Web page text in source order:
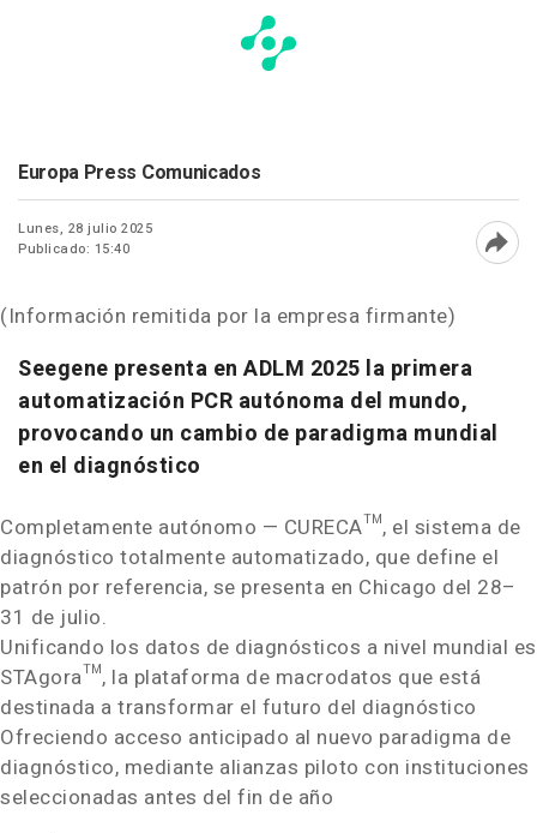
Europa Press Comunicados
Lunes, 28 julio 2025
Publicado: 15:40
(Información remitida por la empresa firmante)
Seegene presenta en ADLM 2025 la primera
automatización PCR autónoma del mundo,
provocando un cambio de paradigma mundial
en el diagnóstico
Completamente autónomo — CURECA™, el sistema de
diagnóstico totalmente automatizado, que define el
patrón por referencia, se presenta en Chicago del 28–
31 de julio.
Unificando los datos de diagnósticos a nivel mundial es
STAgora™, la plataforma de macrodatos que está
destinada a transformar el futuro del diagnóstico
Ofreciendo acceso anticipado al nuevo paradigma de
diagnóstico, mediante alianzas piloto con instituciones
seleccionadas antes del fin de año